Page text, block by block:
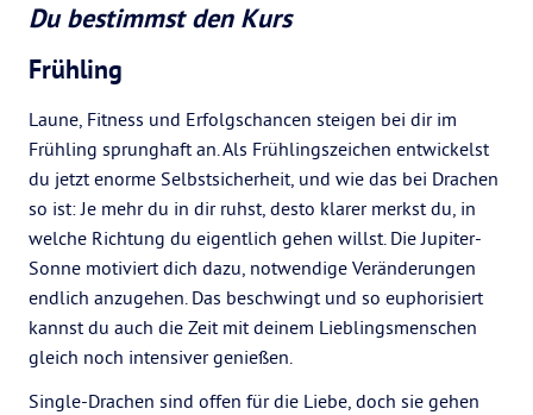
Du bestimmst den Kurs
Frühling
Laune, Fitness und Erfolgschancen steigen bei dir im
Frühling sprunghaft an. Als Frühlingszeichen entwickelst
du jetzt enorme Selbstsicherheit, und wie das bei Drachen
so ist: Je mehr du in dir ruhst, desto klarer merkst du, in
welche Richtung du eigentlich gehen willst. Die Jupiter-
Sonne motiviert dich dazu, notwendige Veränderungen
endlich anzugehen. Das beschwingt und so euphorisiert
kannst du auch die Zeit mit deinem Lieblingsmenschen
gleich noch intensiver genießen.
Single-Drachen sind offen für die Liebe, doch sie gehen